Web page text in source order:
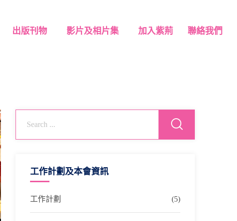
出版刊物 影片及相片集 加入紫荊 聯絡我們
工作計劃及本會資訊
工作計劃 (5)